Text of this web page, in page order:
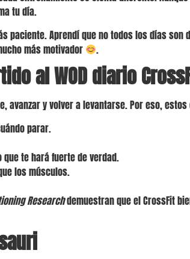
tu día.
paciente. Aprendí que no todos los días
más motivador
.
al WOD diario
y volver a levantarse. Por eso,
parar.
que te hará fuerte de verdad.
los músculos.
Researchdemuestran que el CrossFit